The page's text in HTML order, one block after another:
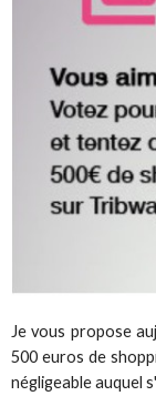
Je vous propose
500 euros de
négligeable auquel